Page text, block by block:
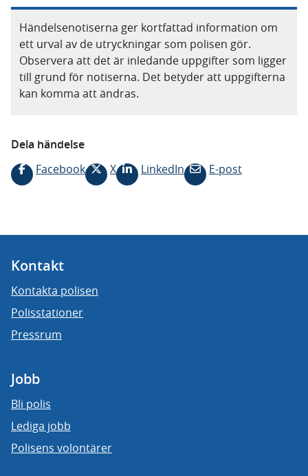
Händelsenotiserna ger kortfattad information om
ett urval av de utryckningar som polisen gör.
Observera att det är inledande uppgifter som ligger
till grund för notiserna. Det betyder att uppgifterna
kan komma att ändras.
Dela händelse
Facebook
X LinkedIn E-post
Kontakt
Kontakta polisen
Polisstationer
Pressrum
Jobb
Bli polis
Lediga jobb
Polisens volontärer